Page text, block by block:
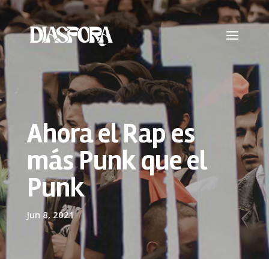
Ahora el Rap es
más Punk que el
Punk
Jun 8, 2021